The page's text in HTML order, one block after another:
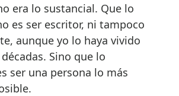
era lo sustancial. Que lo
es ser escritor, ni tampoco
aunque yo lo haya vivido
Sino que lo
ser una persona lo más